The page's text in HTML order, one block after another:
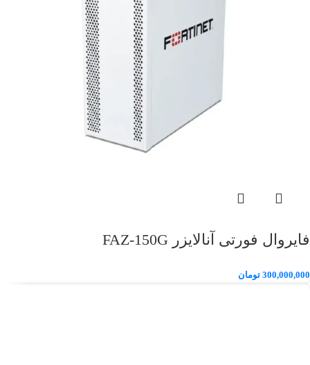
فایروال فورتی آنالایزر FAZ-150G
300,000,000 تومان